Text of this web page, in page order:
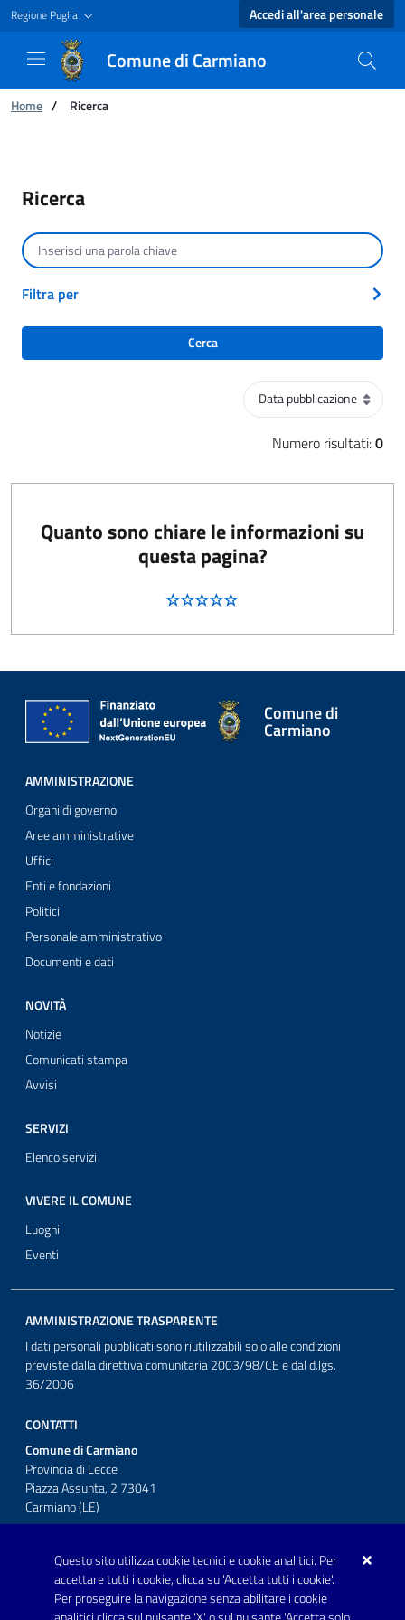
Questo sito utilizza cookie tecnici e cookie analitici. Per
accettare tutti i cookie, clicca su 'Accetta tutti i cookie'.
Per proseguire la navigazione senza abilitare i cookie
Regione Puglia Accedi all'area personale
Comune di Carmiano
Ti trovi in:
Home / Ricerca
Ricerca
Ordinamento
Numero risultati:0
Cerca per testo
Filtra per
Cerca
Quanto sono chiare le informazioni su
questa pagina?
Comune di
Carmiano
AMMINISTRAZIONE
Organi di governo
Aree amministrative
Uffici
Enti e fondazioni
Politici
Personale amministrativo
Documenti e dati
NOVITÀ
Notizie
Comunicati stampa
Avvisi
SERVIZI
Elenco servizi
VIVERE IL COMUNE
Luoghi
Eventi
AMMINISTRAZIONE TRASPARENTE
I dati personali pubblicati sono riutilizzabili solo alle condizioni
previste dalla direttiva comunitaria 2003/98/CE e dal d.lgs.
36/2006
CONTATTI
Comune di Carmiano
Provincia di Lecce
Piazza Assunta, 2 73041
Carmiano (LE)
Posta Elettronica Certificata:
protocollo.comunecarmiano@pec.rupar.puglia.it